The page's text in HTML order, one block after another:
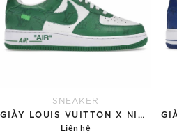
SNEAKER
Liên hệ